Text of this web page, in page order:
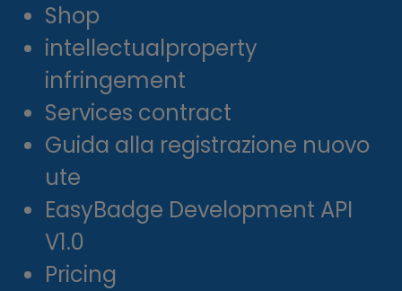
Shop
intellectualproperty
infringement
Services contract
Guida alla registrazione nuovo
ute
EasyBadge Development API
V1.0
Pricing